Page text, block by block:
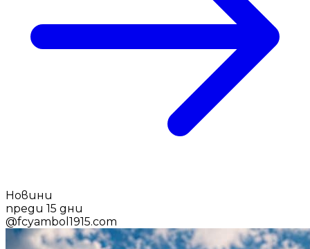
Новини
преди 15 дни
@fcyambol1915.com